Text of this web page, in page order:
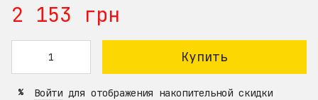
2 153 грн
Купить
% Войти для отображения накопительной скидки